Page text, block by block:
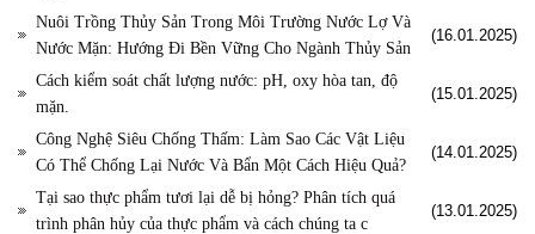
Nuôi Trồng Thủy Sản Trong Môi Trường Nước Lợ Và
Nước Mặn: Hướng Đi Bền Vững Cho Ngành Thủy Sản
(16.01.2025)
Cách kiểm soát chất lượng nước: pH, oxy hòa tan, độ
mặn.
(15.01.2025)
Công Nghệ Siêu Chống Thấm: Làm Sao Các Vật Liệu
Có Thể Chống Lại Nước Và Bẩn Một Cách Hiệu Quả?
(14.01.2025)
Tại sao thực phẩm tươi lại dễ bị hỏng? Phân tích quá
trình phân hủy của thực phẩm và cách chúng ta c
(13.01.2025)